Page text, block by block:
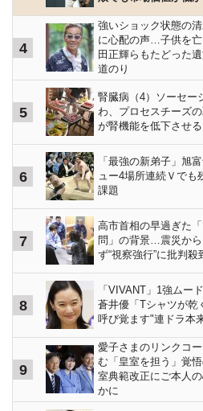
4
強いショック状態の
に心配の声…子供を
田正輝らもたどった
道のり
5
腎臓病（4）ソーセー
わ、プロセスチーズ
が腎機能を低下させる
6
「最強の新弟子」旭
ュー4場所連続Ｖでも
課題
7
高市首相の早過ぎた
問」の背景…震災か
ず“視察強行”に批判殺
8
「VIVANT」1強ムー
蒼井優「Tシャツが乾
呼び覚ます"連ドラ本
9
愛子さまのリンクコ
む「皇室を担う」覚
室典範改正にご本人
かに